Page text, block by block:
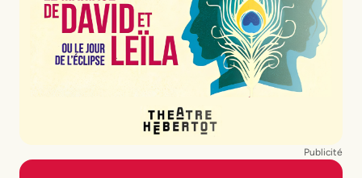
Publicité